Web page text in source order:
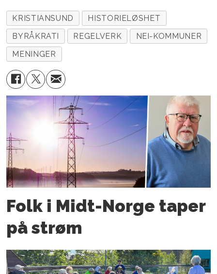
KRISTIANSUND
HISTORIELØSHET
BYRÅKRATI
REGELVERK
NEI-KOMMUNER
MENINGER
Folk i Midt-Norge taper
på strøm